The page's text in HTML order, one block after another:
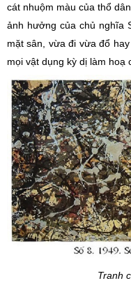
cát nhuộm màu của thổ
ảnh hưởng của chủ nghĩa
mặt sân, vừa đi vừa đổ
mọi vật dụng kỳ dị làm hoạ
Tranh